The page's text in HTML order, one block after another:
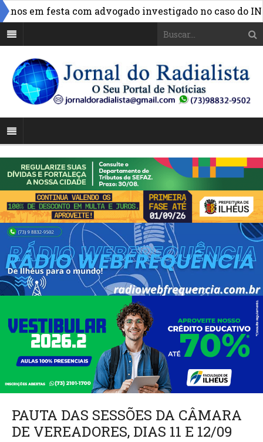
festa com advogado investigado no caso do INSS »
PAUTA DAS SESSÕES DA CÂMARA
DE VEREADORES, DIAS 11 E 12/09